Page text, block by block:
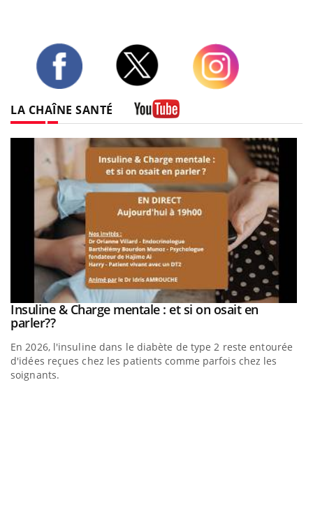
LA CHAÎNE SANTÉ
Youtube
Insuline & Charge mentale : et si on osait en
parler??Youtube
En 2026, l'insuline dans le diabète de type 2 reste entourée
d'idées reçues chez les patients comme parfois chez les
soignants.